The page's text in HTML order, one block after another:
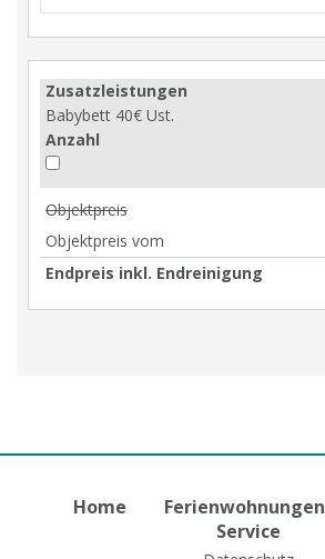
Zusatzleistungen
Babybett 40€ Ust.
Anzahl
Objektpreis
Objektpreis vom
Endpreis inkl. Endreinigung
Home Ferienwohnungen
Service